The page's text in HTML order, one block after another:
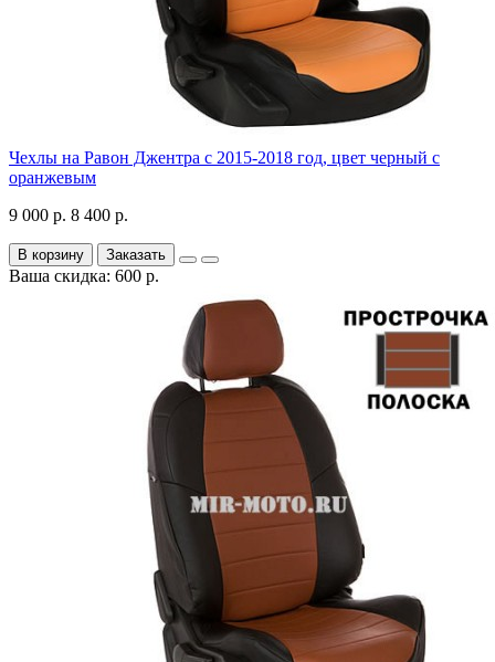
Чехлы на Равон Джентра с 2015-2018 год, цвет черный с
оранжевым
9 000 р. 8 400 р.
В корзину Заказать
Ваша скидка: 600 р.